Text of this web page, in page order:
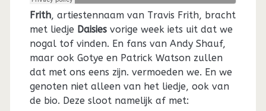
Frith, artiestennaam van Travis Frith, bracht
met liedje Daisiesvorige week iets uit dat we
nogal tof vinden. En fans van Andy Shauf,
maar ook Gotye en Patrick Watson zullen
dat met ons eens zijn. vermoeden we. En we
genoten niet alleen van het liedje, ook van
de bio. Deze sloot namelijk af met: